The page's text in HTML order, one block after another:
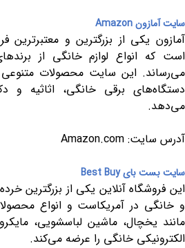
سایت آمازونAmazon
آمازون یکی از بزرگترین و معتبرترین
است که انواع لوازم خانگی از
می‌رساند. این سایت محصولات متنوعی
دستگاه‌های برقی خانگی، اثاثیه و
می‌دهد.
آدرس سایت: Amazon.com
سایت بست بایBest Buy
این فروشگاه آنلاین یکی از بزرگترین
و خانگی در آمریکاست و انواع
مانند یخچال، ماشین لباسشویی،
الکترونیکی خانگی را عرضه می‌کند.